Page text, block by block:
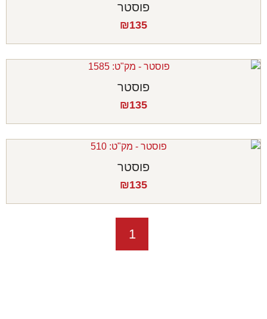
פוסטר
₪135
פוסטר
₪135
פוסטר
₪135
1